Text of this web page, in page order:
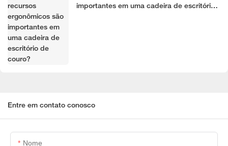
importantes em uma cadeira de escritório
Entre em contato conosco
Nome